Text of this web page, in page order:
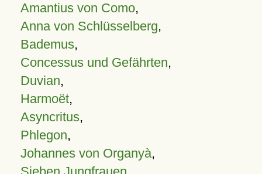
Amantius von Como,
Anna von Schlüsselberg,
Bademus,
Concessus und Gefährten,
Duvian,
Harmoët,
Asyncritus,
Phlegon,
Johannes von Organyà,